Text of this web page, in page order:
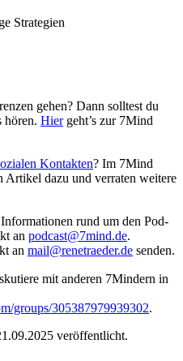
Strategien
gehen? Dann solltest du
hören. Hiergeht’s zur 7Mind
Kontakten? Im 7Mind
Artikel dazu und verraten weitere
rund um den Pod­
an podcast@7mind.de.
an mail@renetraeder.de senden.
mit anderen 7Mindern in
groups/305387979939302.
veröffentlicht.